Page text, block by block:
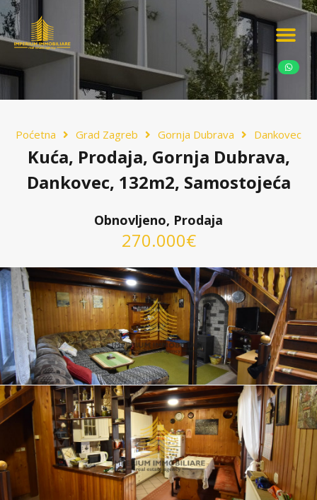
Poćetna Grad Zagreb Gornja Dubrava Dankovec
Kuća, Prodaja, Gornja Dubrava,
Dankovec, 132m2, Samostojeća
Obnovljeno, Prodaja
270.000€